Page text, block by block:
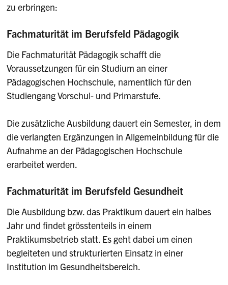
zu erbringen:
Fachmaturität im Berufsfeld Pädagogik
Die Fachmaturität Pädagogik schafft die
Voraussetzungen für ein Studium an einer
Pädagogischen Hochschule, namentlich für den
Studiengang Vorschul- und Primarstufe.
Die zusätzliche Ausbildung dauert ein Semester, in dem
die verlangten Ergänzungen in Allgemeinbildung für die
Aufnahme an der Pädagogischen Hochschule
erarbeitet werden.
Fachmaturität im Berufsfeld Gesundheit
Die Ausbildung bzw. das Praktikum dauert ein halbes
Jahr und findet grösstenteils in einem
Praktikumsbetrieb statt. Es geht dabei um einen
begleiteten und strukturierten Einsatz in einer
Institution im Gesundheitsbereich.